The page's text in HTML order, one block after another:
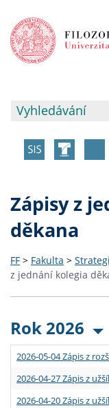
Zápisy z
děkana
FF > Fakulta >
z jednání kolegia
Rok 2026
2026-05-04 Zápis z
2026-04-27 Zápis z
2026-04-20 Zápis z